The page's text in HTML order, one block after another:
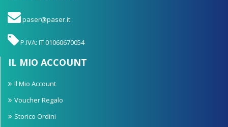
paser@paser.it
P.IVA: IT 01060670054
IL MIO ACCOUNT
Il Mio Account
Voucher Regalo
Storico Ordini